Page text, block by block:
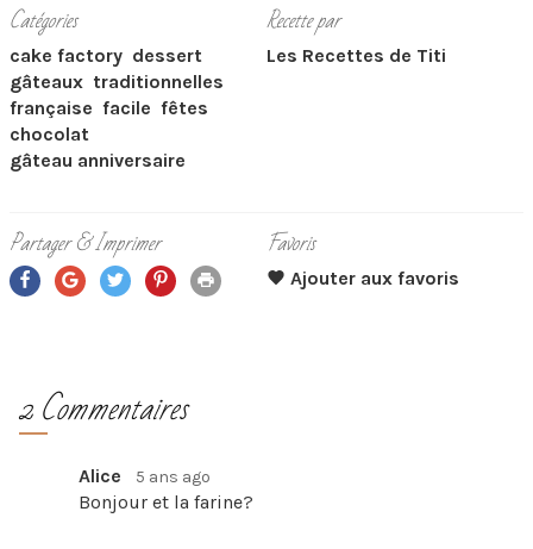
Catégories
cake factory dessert
gâteaux traditionnelles
française facile fêtes
chocolat
gâteau anniversaire
Recette par
Les Recettes de Titi
Partager & Imprimer Favoris
2 Commentaires
Alice 5 ans ago
Bonjour et la farine?